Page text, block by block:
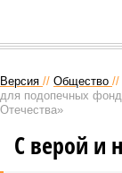
Версия // Общество //
для подопечных
Отечества»
С верой и